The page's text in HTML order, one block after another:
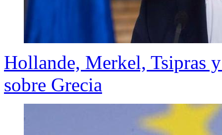
Hollande, Merkel, Tsipras
sobre Grecia